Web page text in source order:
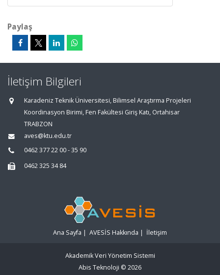
Paylaş
İletişim Bilgileri
Karadeniz Teknik Üniversitesi, Bilimsel Araştırma Projeleri
Koordinasyon Birimi, Fen Fakültesi Giriş Katı, Ortahisar
TRABZON
aves@ktu.edu.tr
0462 377 22 00 - 35 90
0462 325 34 84
Ana Sayfa | AVESİS Hakkında | İletişim
Akademik Veri Yönetim Sistemi
Abis Teknoloji © 2026